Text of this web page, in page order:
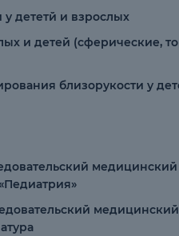
дететй и взрослых
и детей (сферические,
близорукости у